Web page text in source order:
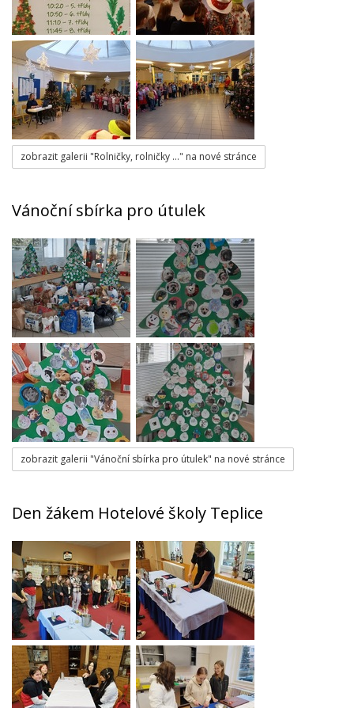
zobrazit galerii "Rolničky, rolničky …" na nové stránce
Vánoční sbírka pro útulek
zobrazit galerii "Vánoční sbírka pro útulek" na nové stránce
Den žákem Hotelové školy Teplice